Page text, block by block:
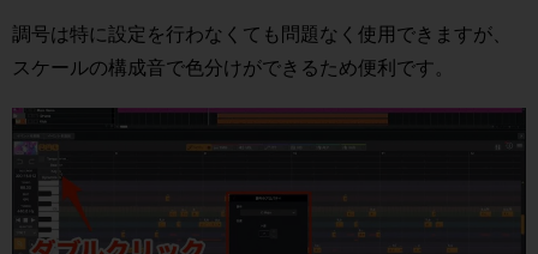
調号は特に設定を行わなくても問題なく使用できますが、
スケールの構成音で色分けができるため便利です。